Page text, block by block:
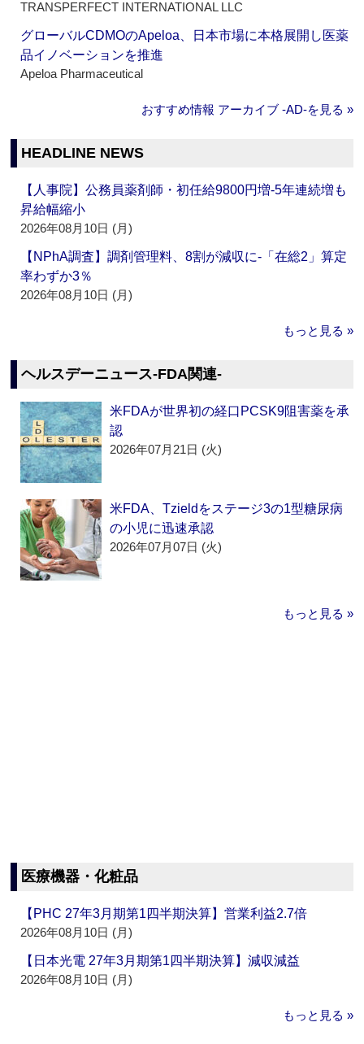
TRANSPERFECT INTERNATIONAL LLC
グローバルCDMOのApeloa、日本市場に本格展開し医薬
品イノベーションを推進
Apeloa Pharmaceutical
おすすめ情報 アーカイブ ‐AD‐を見る »
HEADLINE NEWS
【人事院】公務員薬剤師・初任給9800円増‐5年連続増も
昇給幅縮小
2026年08月10日 (月)
【NPhA調査】調剤管理料、8割が減収に‐「在総2」算定
率わずか3％
2026年08月10日 (月)
もっと見る »
ヘルスデーニュース‐FDA関連‐
米FDAが世界初の経口PCSK9阻害薬を承
認
2026年07月21日 (火)
米FDA、Tzieldをステージ3の1型糖尿病
の小児に迅速承認
2026年07月07日 (火)
もっと見る »
医療機器・化粧品
【PHC 27年3月期第1四半期決算】営業利益2.7倍
2026年08月10日 (月)
【日本光電 27年3月期第1四半期決算】減収減益
2026年08月10日 (月)
もっと見る »